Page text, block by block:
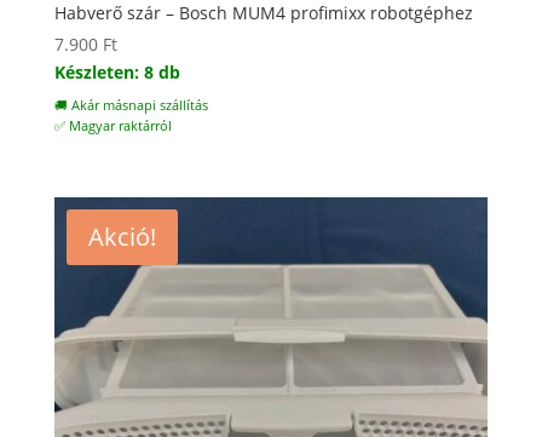
Habverő szár – Bosch MUM4 profimixx robotgéphez
7.900 Ft
Készleten: 8 db
🚚 Akár másnapi szállítás
✅ Magyar raktárról
Akció!